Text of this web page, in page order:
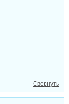
Свернуть